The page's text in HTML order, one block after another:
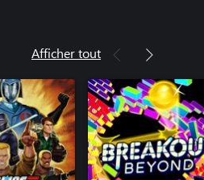
Afficher tout